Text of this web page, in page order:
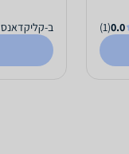
0.0
(1)
ב-קליקדאנס